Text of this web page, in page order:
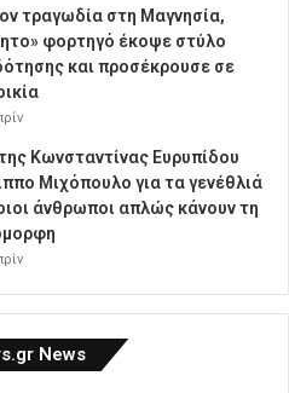
τραγωδία στη Μαγνησία,
φορτηγό έκοψε στύλο
και προσέκρουσε σε
Κωνσταντίνας Ευρυπίδου
Μιχόπουλο για τα γενέθλιά
άνθρωποι απλώς κάνουν τη
News